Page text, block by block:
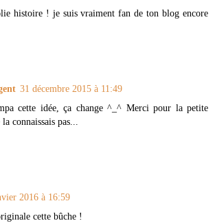
histoire ! je suis vraiment fan de ton blog encore
31 décembre 2015 à 11:49
cette idée, ça change ^_^ Merci pour la petite
connaissais pas...
2016 à 16:59
cette bûche !